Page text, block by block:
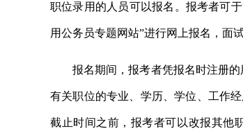
职位录用的人员可以报名。报考者可
用公务员专题网站”进行网上报名，面
报名期间，报考者凭报名时注册
有关职位的专业、学历、学位、工作
截止时间之前，报考者可以改报其他